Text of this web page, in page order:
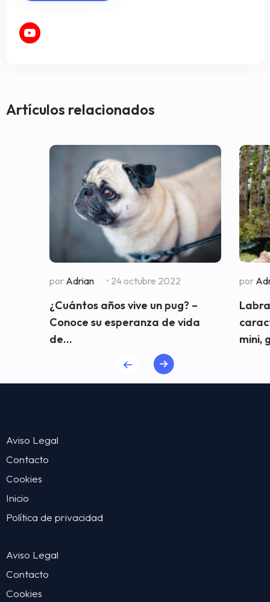
Artículos relacionados
por Adrian • 24 octubre 2022
¿Cuántos años vive un pug? –
Conoce su esperanza de vida
de...
por
mini,
Aviso Legal
Contacto
Cookies
Inicio
Política de privacidad
Aviso Legal
Contacto
Cookies